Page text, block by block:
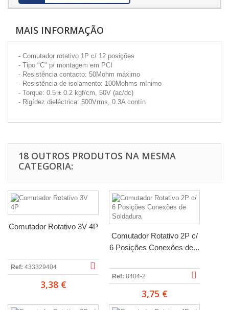
MAIS INFORMAÇÃO
- Comutador rotativo 1P c/ 12 posições
- Tipo "C" p/ montagem em PCI
- Resistência contacto: 50Mohm máximo
- Resistência de isolamento: 100Mohms mínimo
- Torque: 0.5 ± 0.2 kgf/cm, 50V (ac/dc)
- Rigídez dieléctrica: 500Vrms, 0.3A contín
18 OUTROS PRODUTOS NA MESMA
CATEGORIA:
Comutador Rotativo 3V 4P
Ref: 433329404
3,38 €
Comutador Rotativo 2P c/
6 Posições Conexões de...
Ref: 8404-2
3,75 €